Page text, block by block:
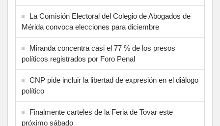
La Comisión Electoral del Colegio de Abogados de
Mérida convoca elecciones para diciembre
Miranda concentra casi el 77 % de los presos
políticos registrados por Foro Penal
CNP pide incluir la libertad de expresión en el diálogo
político
Finalmente carteles de la Feria de Tovar este
próximo sábado